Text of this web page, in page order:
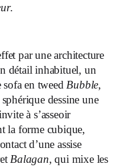
.
par une architecture
détail inhabituel, un
sofa en tweedBubble,
dessine une
à s’asseoir
la forme cubique,
d’une assise
Balagan, qui mixe les